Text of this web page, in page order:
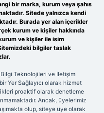
bir marka, kurum veya şahıs
Sitede yalnızca kendi
Burada yer alan içerikler
kurum ve kişiler hakkında
ve kişiler ile isim
bilgiler taslak
Teknolojileri ve İletişim
Yer Sağlayıcı olarak hizmet
proaktif olarak denetleme
Ancak, üyelerimiz
olup, siteye üye olarak